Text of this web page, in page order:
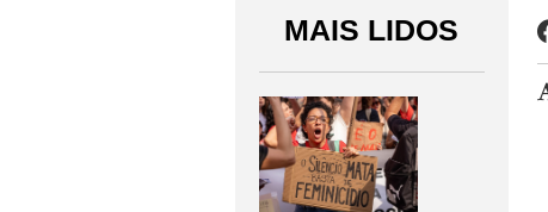
MAIS LIDOS